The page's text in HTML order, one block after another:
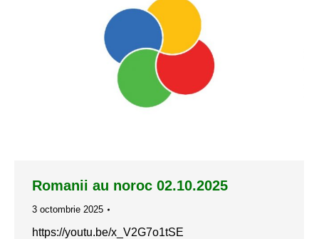
Romanii au noroc 02.10.2025
3 octombrie 2025
https://youtu.be/x_V2G7o1tSE